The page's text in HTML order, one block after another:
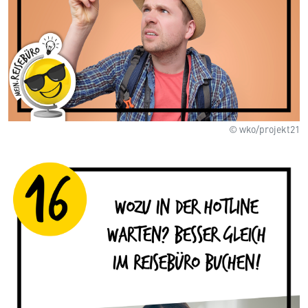
© wko/projekt21